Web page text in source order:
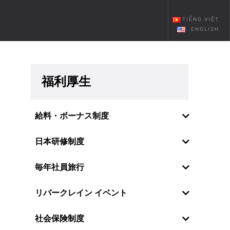
TIẾNG VIỆT
ENGLISH
福利厚生
給料・ボーナス制度
社員の感情・願望を理解しているの
で、リバークレーンベトナムは特に
日本研修制度
毎年社員旅行
リバークレイン イベント
社会保険制度